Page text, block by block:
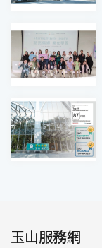
玉山服務網